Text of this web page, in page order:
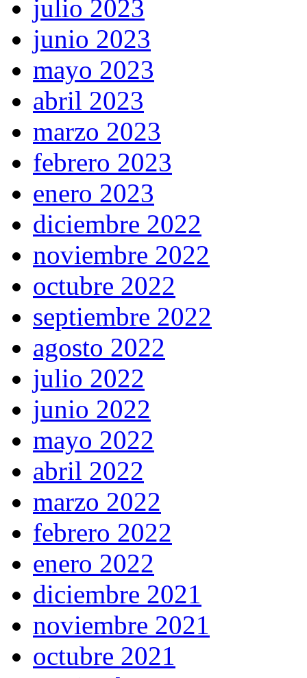
julio 2023
junio 2023
mayo 2023
abril 2023
marzo 2023
febrero 2023
enero 2023
diciembre 2022
noviembre 2022
octubre 2022
septiembre 2022
agosto 2022
julio 2022
junio 2022
mayo 2022
abril 2022
marzo 2022
febrero 2022
enero 2022
diciembre 2021
noviembre 2021
octubre 2021